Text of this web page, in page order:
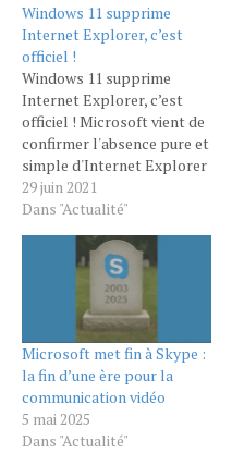
Windows 11 supprime
Internet Explorer, c’est
officiel !
Windows 11 supprime
Internet Explorer, c’est
officiel ! Microsoft vient de
confirmer l'absence pure et
simple d'Internet Explorer
sur Windows 11 au profit de
Microsoft Edge. Cette
étonnante toutefois, le
constructeur américain
ayant annoncé la mort du
célèbre navigateur en juin
2022. Comme vous le
savez, Microsoft a…
29 juin 2021
Dans "Actualité"
Microsoft met fin à Skype :
la fin d’une ère pour la
communication vidéo
5 mai 2025
Dans "Actualité"